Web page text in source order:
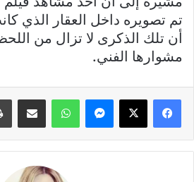
تم تصويره داخل العقار الذي
أن تلك الذكرى لا تزال من
مشوارها الفني.
فيسبوك X ماسنجر واتساب مشاركة عبر